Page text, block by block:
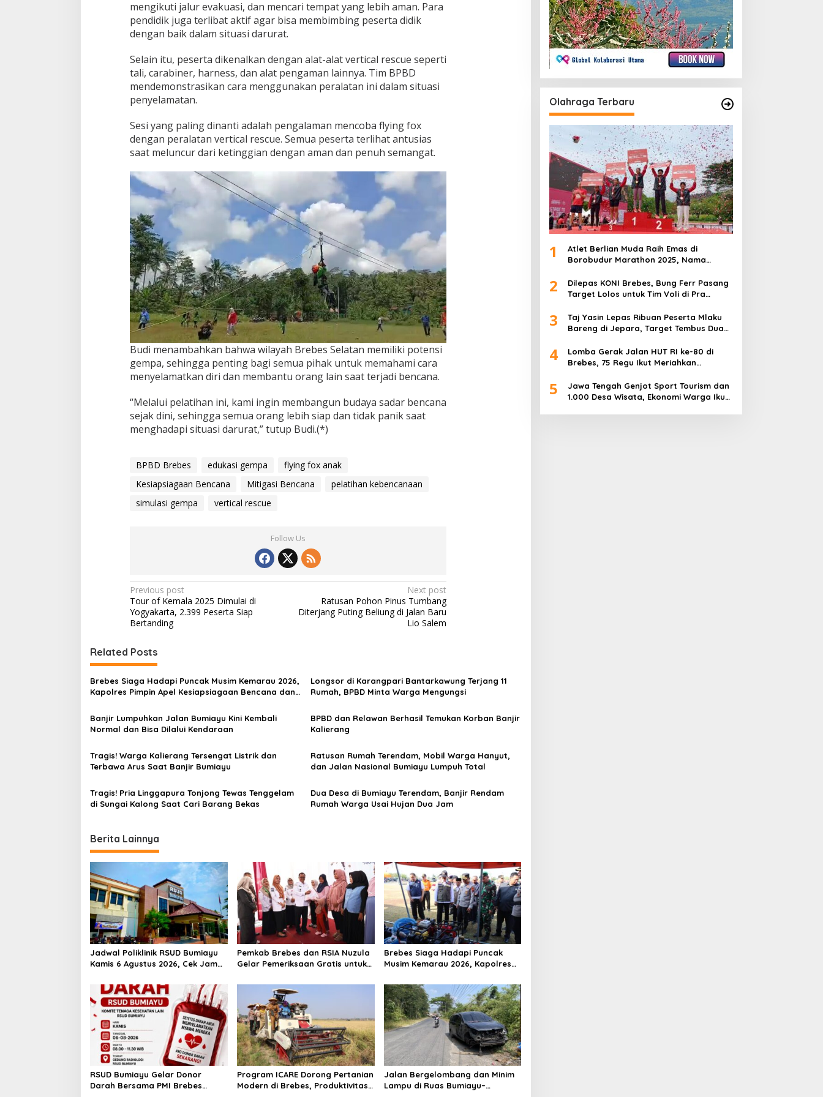
mengikuti jalur evakuasi, dan mencari tempat yang lebih aman. Para
pendidik juga terlibat aktif agar bisa membimbing peserta didik
dengan baik dalam situasi darurat.
Selain itu, peserta dikenalkan dengan alat-alat vertical rescue seperti
tali, carabiner, harness, dan alat pengaman lainnya. Tim BPBD
mendemonstrasikan cara menggunakan peralatan ini dalam situasi
penyelamatan.
Sesi yang paling dinanti adalah pengalaman mencoba flying fox
dengan peralatan vertical rescue. Semua peserta terlihat antusias
saat meluncur dari ketinggian dengan aman dan penuh semangat.
Budi menambahkan bahwa wilayah Brebes Selatan memiliki potensi
gempa, sehingga penting bagi semua pihak untuk memahami cara
menyelamatkan diri dan membantu orang lain saat terjadi bencana.
“Melalui pelatihan ini, kami ingin membangun budaya sadar bencana
sejak dini, sehingga semua orang lebih siap dan tidak panik saat
menghadapi situasi darurat,” tutup Budi.(*)
BPBD Brebes edukasi gempa
flying fox anak
Kesiapsiagaan Bencana
Mitigasi Bencana
pelatihan kebencanaan
simulasi gempa
vertical rescue
Follow Us
P
o
s
t
n
a
v
i
g
t
o
Previous post
Tour of Kemala 2025 Dimulai di
Yogyakarta, 2.399 Peserta Siap
Bertanding
Next post
Ratusan Pohon Pinus Tumbang
Diterjang Puting Beliung di Jalan Baru
Lio Salem
Related Posts
Brebes Siaga Hadapi Puncak Musim Kemarau 2026,
Kapolres Pimpin Apel Kesiapsiagaan Bencana dan
Longsor di Karangpari Bantarkawung Terjang 11
Rumah, BPBD Minta Warga Mengungsi
Banjir Lumpuhkan Jalan Bumiayu Kini Kembali
Normal dan Bisa Dilalui Kendaraan
BPBD dan Relawan Berhasil Temukan Korban Banjir
Kalierang
Tragis! Warga Kalierang Tersengat Listrik dan
Terbawa Arus Saat Banjir Bumiayu
Ratusan Rumah Terendam, Mobil Warga Hanyut,
dan Jalan Nasional Bumiayu Lumpuh Total
Tragis! Pria Linggapura Tonjong Tewas Tenggelam
di Sungai Kalong Saat Cari Barang Bekas
Dua Desa di Bumiayu Terendam, Banjir Rendam
Rumah Warga Usai Hujan Dua Jam
Berita Lainnya
Jadwal Poliklinik RSUD Bumiayu
Kamis 6 Agustus 2026, Cek Jam
Berkunjung
Pemkab Brebes dan RSIA Nuzula
Gelar Pemeriksaan Gratis untuk
Kesehatan Ibu dan Bayi
Brebes Siaga Hadapi Puncak
Musim Kemarau 2026, Kapolres
Bencana dan Karhutla
RSUD Bumiayu Gelar Donor
Darah Bersama PMI Brebes
Program ICARE Dorong Pertanian
Modern di Brebes, Produktivitas
Jalan Bergelombang dan Minim
Lampu di Ruas Bumiayu–
Olahraga Terbaru
1
Atlet Berlian Muda Raih Emas di
Borobudur Marathon 2025, Nama
2
Dilepas KONI Brebes, Bung Ferr Pasang
Target Lolos untuk Tim Voli di Pra
3
Taj Yasin Lepas Ribuan Peserta Mlaku
Bareng di Jepara, Target Tembus Dua
4
Lomba Gerak Jalan HUT RI ke-80 di
Brebes, 75 Regu Ikut Meriahkan
5
Jawa Tengah Genjot Sport Tourism dan
1.000 Desa Wisata, Ekonomi Warga Ikut